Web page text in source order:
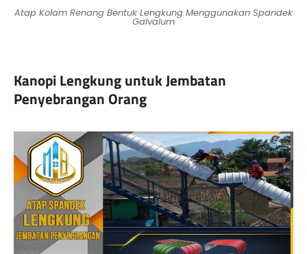
Atap Kolam Renang Bentuk Lengkung Menggunakan Spandek
Galvalum
Kanopi Lengkung untuk Jembatan
Penyebrangan Orang